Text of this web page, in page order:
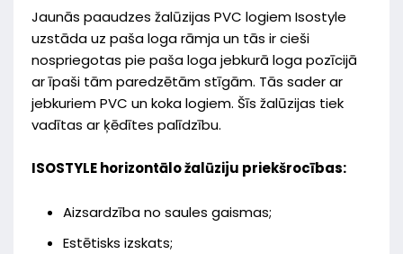
Jaunās paaudzes žalūzijas PVC logiem Isostyle
uzstāda uz paša loga rāmja un tās ir cieši
nospriegotas pie paša loga jebkurā loga pozīcijā
ar īpaši tām paredzētām stīgām. Tās sader ar
jebkuriem PVC un koka logiem. Šīs žalūzijas tiek
vadītas ar ķēdītes palīdzību.
ISOSTYLE horizontālo žalūziju priekšrocības:
Aizsardzība no saules gaismas;
Estētisks izskats;